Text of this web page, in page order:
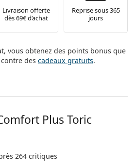
Livraison offerte
dès 69€ d’achat
Reprise sous 365
jours
vous obtenez des points bonus que
des cadeaux gratuits.
Plus Toric
264 critiques